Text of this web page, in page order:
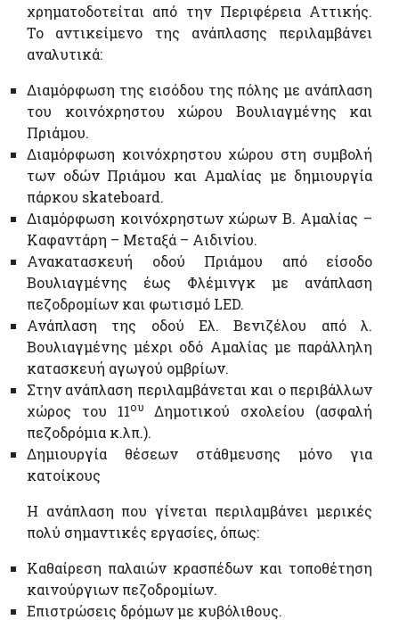
χρηματοδοτείται από την Περιφέρεια Αττικής.
Το αντικείμενο της ανάπλασης περιλαμβάνει
αναλυτικά:
Διαμόρφωση της εισόδου της πόλης με ανάπλαση
του κοινόχρηστου χώρου Βουλιαγμένης και
Πριάμου.
Διαμόρφωση κοινόχρηστου χώρου στη συμβολή
των οδών Πριάμου και Αμαλίας με δημιουργία
πάρκου skateboard.
Διαμόρφωση κοινόχρηστων χώρων Β. Αμαλίας –
Καφαντάρη – Μεταξά – Αιδινίου.
Ανακατασκευή οδού Πριάμου από είσοδο
Βουλιαγμένης έως Φλέμινγκ με ανάπλαση
πεζοδρομίων και φωτισμό LED.
Ανάπλαση της οδού Ελ. Βενιζέλου από λ.
Βουλιαγμένης μέχρι οδό Αμαλίας με παράλληλη
κατασκευή αγωγού ομβρίων.
Στην ανάπλαση περιλαμβάνεται και ο περιβάλλων
χώρος του 11ου
Δημοτικού σχολείου (ασφαλή
πεζοδρόμια κ.λπ.).
Δημιουργία θέσεων στάθμευσης μόνο για
κατοίκους
Η ανάπλαση που γίνεται περιλαμβάνει μερικές
πολύ σημαντικές εργασίες, όπως:
Καθαίρεση παλαιών κρασπέδων και τοποθέτηση
καινούργιων πεζοδρομίων.
Επιστρώσεις δρόμων με κυβόλιθους.